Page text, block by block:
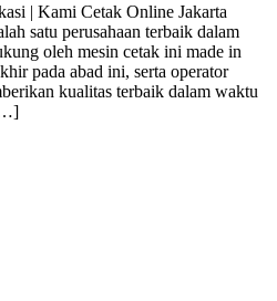
| Kami Cetak Online Jakarta
satu perusahaan terbaik dalam
oleh mesin cetak ini made in
pada abad ini, serta operator
kualitas terbaik dalam waktu